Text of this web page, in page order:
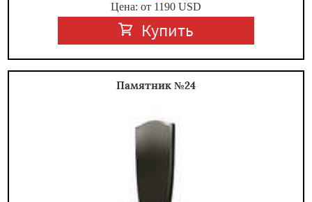
Цена: от 1190 USD
Купить
Памятник №24